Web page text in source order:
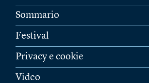
Sommario
Festival
Privacy e cookie
Video